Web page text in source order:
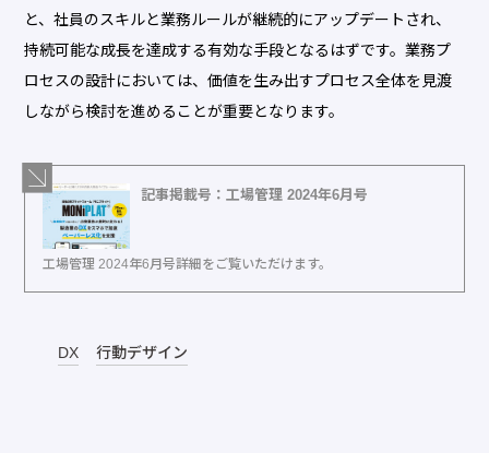
と、社員のスキルと業務ルールが継続的にアップデートされ、
持続可能な成長を達成する有効な手段となるはずです。業務プ
ロセスの設計においては、価値を生み出すプロセス全体を見渡
しながら検討を進めることが重要となります。
記事掲載号：工場管理 2024年6月号
工場管理 2024年6月号詳細をご覧いただけます。
DX 行動デザイン